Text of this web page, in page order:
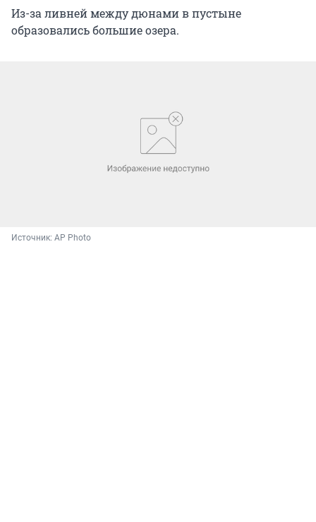
Из-за ливней между дюнами в пустыне
образовались большие озера.
Источник: AP Photo